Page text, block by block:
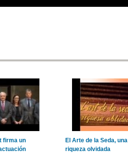
firma un
El Arte de la Seda, una
riqueza olvidada